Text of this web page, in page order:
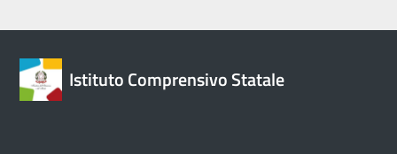
Istituto Comprensivo Statale